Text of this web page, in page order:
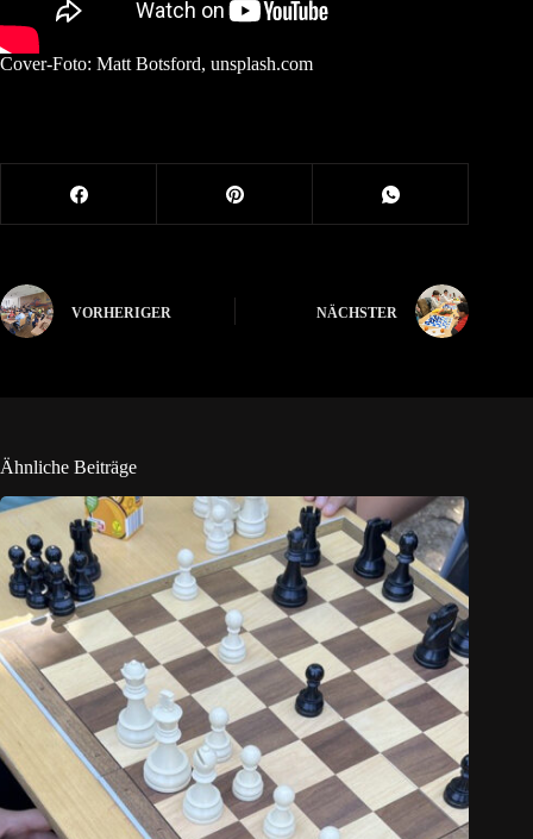
Cover-Foto: Matt Botsford, unsplash.com
VORHERIGER NÄCHSTER
Ähnliche Beiträge